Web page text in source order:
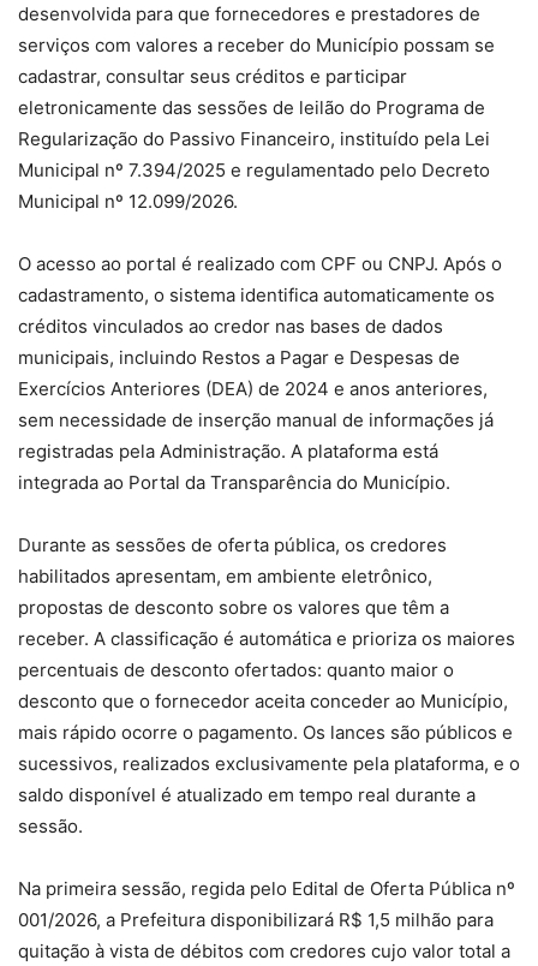
desenvolvida para que fornecedores e prestadores de
serviços com valores a receber do Município possam se
cadastrar, consultar seus créditos e participar
eletronicamente das sessões de leilão do Programa de
Regularização do Passivo Financeiro, instituído pela Lei
Municipal nº 7.394/2025 e regulamentado pelo Decreto
Municipal nº 12.099/2026.
O acesso ao portal é realizado com CPF ou CNPJ. Após o
cadastramento, o sistema identifica automaticamente os
créditos vinculados ao credor nas bases de dados
municipais, incluindo Restos a Pagar e Despesas de
Exercícios Anteriores (DEA) de 2024 e anos anteriores,
sem necessidade de inserção manual de informações já
registradas pela Administração. A plataforma está
integrada ao Portal da Transparência do Município.
Durante as sessões de oferta pública, os credores
habilitados apresentam, em ambiente eletrônico,
propostas de desconto sobre os valores que têm a
receber. A classificação é automática e prioriza os maiores
percentuais de desconto ofertados: quanto maior o
desconto que o fornecedor aceita conceder ao Município,
mais rápido ocorre o pagamento. Os lances são públicos e
sucessivos, realizados exclusivamente pela plataforma, e o
saldo disponível é atualizado em tempo real durante a
sessão.
Na primeira sessão, regida pelo Edital de Oferta Pública nº
001/2026, a Prefeitura disponibilizará R$ 1,5 milhão para
quitação à vista de débitos com credores cujo valor total a